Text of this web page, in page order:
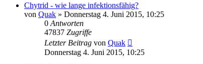
Chytrid - wie lange infektionsfähig?
von Quak » Donnerstag 4. Juni 2015, 10:25
0 Antworten
47837 Zugriffe
Letzter Beitrag von Quak
Donnerstag 4. Juni 2015, 10:25